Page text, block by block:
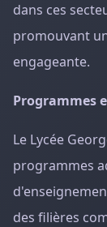
dans ces
promouvant
engageante.
Programmes
Le Lycée
programmes
des filières